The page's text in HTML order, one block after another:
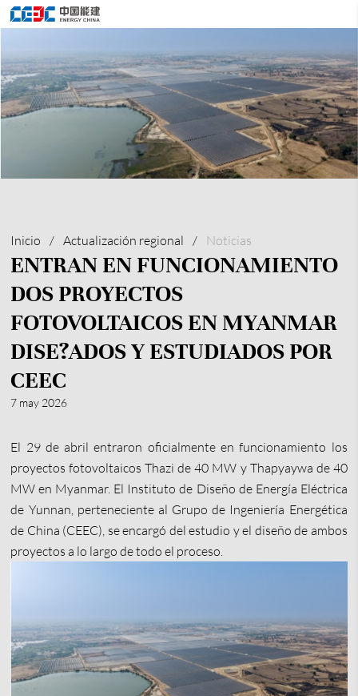
Inicio / Actualización regional / Noticias
ENTRAN EN FUNCIONAMIENTO
DOS PROYECTOS
FOTOVOLTAICOS EN MYANMAR
DISE?ADOS Y ESTUDIADOS POR
CEEC
7 may 2026
El 29 de abril entraron oficialmente en funcionamiento los
proyectos fotovoltaicos Thazi de 40 MW y Thapyaywa de 40
MW en Myanmar. El Instituto de Diseño de Energía Eléctrica
de Yunnan, perteneciente al Grupo de Ingeniería Energética
de China (CEEC), se encargó del estudio y el diseño de ambos
proyectos a lo largo de todo el proceso.